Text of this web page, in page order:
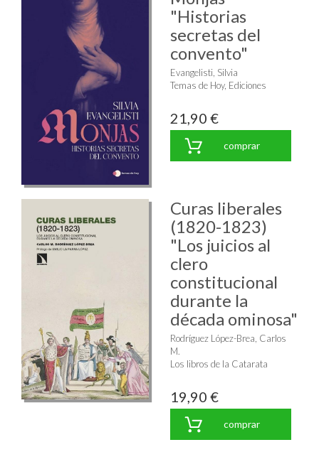
"Historias
secretas del
convento"
Evangelisti, Silvia
Temas de Hoy, Ediciones
21,90 €
comprar
Curas liberales
(1820-1823)
"Los juicios al
clero
constitucional
durante la
década ominosa"
Rodríguez López-Brea, Carlos
M.
Los libros de la Catarata
19,90 €
comprar